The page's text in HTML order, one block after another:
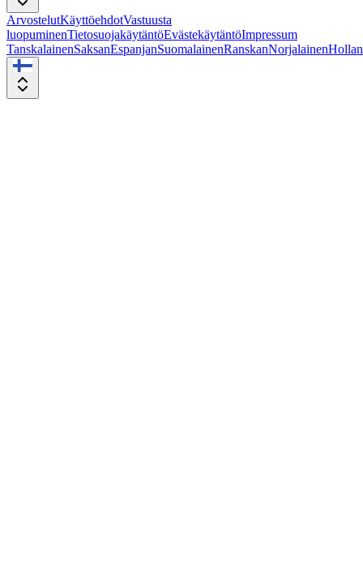
ArvostelutKäyttöehdotVastuusta
luopuminenTietosuojakäytäntöEvästekäytäntöImpressum
TanskalainenSaksanEspanjanSuomalainenRanskanNorjalainen